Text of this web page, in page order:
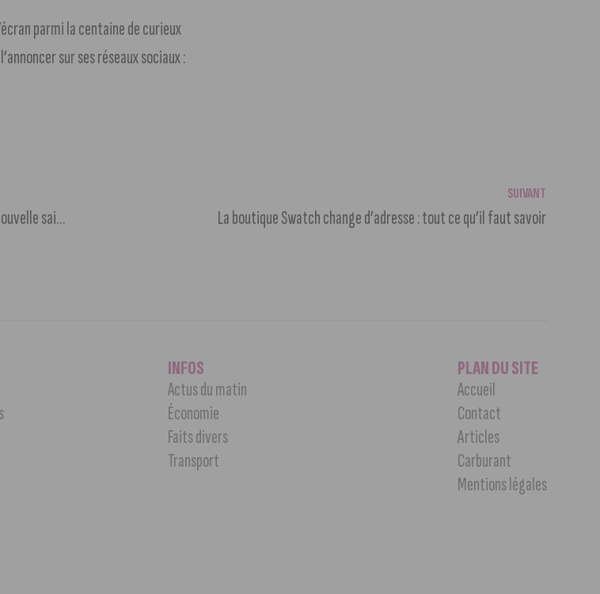
parmi la centaine de curieux
sur ses réseaux sociaux :
Opéra de Dijon : une tournée en Bourgogne-Franche-Comté pour présenter sa nouvelle saison
SUIVANT
La boutique Swatch change d’adresse : tout ce qu’il faut savoir
INFOS
Actus du matin
Économie
Faits divers
Transport
PLAN DU SITE
Accueil
Contact
Articles
Carburant
Mentions légales